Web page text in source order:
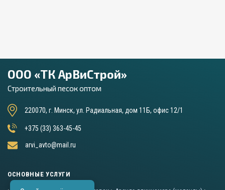
ООО «ТК АрВиСтрой»
Строительный песок оптом
220070, г. Минск, ул. Радиальная, дом 11Б, офис 12/1
+375 (33) 363-45-45
arvi_avto@mail.ru
ОСНОВНЫЕ УСЛУГИ